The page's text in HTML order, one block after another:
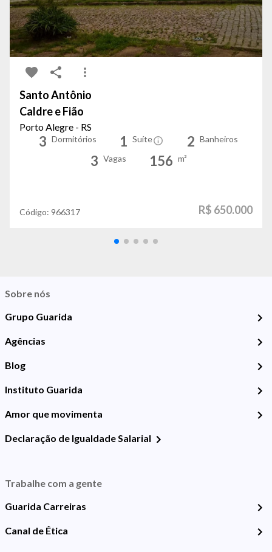
Santo Antônio
Caldre e Fião
Porto Alegre - RS
3 Dormitórios 1 Suíte 2 Banheiros
3 Vagas 156 m²
Código: 966317 R$ 650.000
Sobre nós
Grupo Guarida
Agências
Blog
Instituto Guarida
Amor que movimenta
Declaração de Igualdade Salarial
Trabalhe com a gente
Guarida Carreiras
Canal de Ética